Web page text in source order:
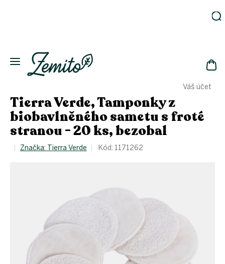
Váš účet
Eko
domácnost
Kosmetika
Eko
láhve
Akce
Zachraň
Tierra Verde, Tamponky z
biobavlněného sametu s froté
stranou - 20 ks, bezobal
Značka: Tierra Verde Kód: 1171262